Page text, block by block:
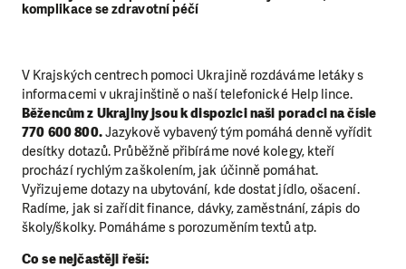
komplikace se zdravotní péčí
V Krajských centrech pomoci Ukrajině rozdáváme letáky s
informacemi v ukrajinštině o naší telefonické Help lince.
Běžencům z Ukrajiny jsou k dispozici naši poradci na čísle
770 600 800.Jazykově vybavený tým pomáhá denně vyřídit
desítky dotazů. Průběžně přibíráme nové kolegy, kteří
prochází rychlým zaškolením, jak účinně pomáhat.
Vyřizujeme dotazy na ubytování, kde dostat jídlo, ošacení.
Radíme, jak si zařídit finance, dávky, zaměstnání, zápis do
školy/školky. Pomáháme s porozuměním textů atp.
Co se nejčastěji řeší: